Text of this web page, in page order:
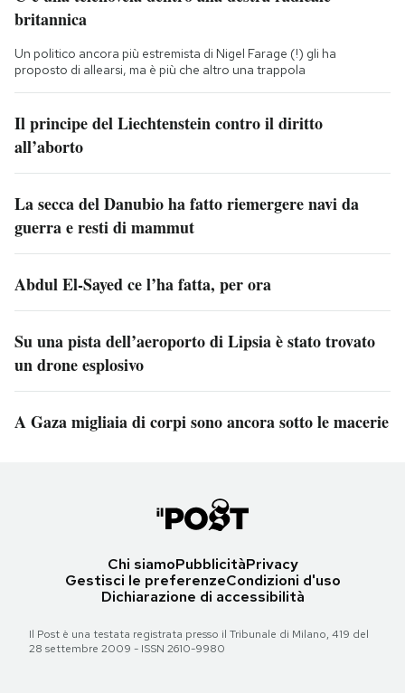
britannica
Un politico ancora più estremista di Nigel Farage (!) gli ha
proposto di allearsi, ma è più che altro una trappola
Il principe del Liechtenstein contro il diritto
all’aborto
La secca del Danubio ha fatto riemergere navi da
guerra e resti di mammut
Abdul El-Sayed ce l’ha fatta, per ora
Su una pista dell’aeroporto di Lipsia è stato trovato
un drone esplosivo
A Gaza migliaia di corpi sono ancora sotto le macerie
Chi siamoPubblicitàPrivacy
Gestisci le preferenzeCondizioni d'uso
Dichiarazione di accessibilità
Il Post è una testata registrata presso il Tribunale di Milano, 419 del
28 settembre 2009 - ISSN 2610-9980